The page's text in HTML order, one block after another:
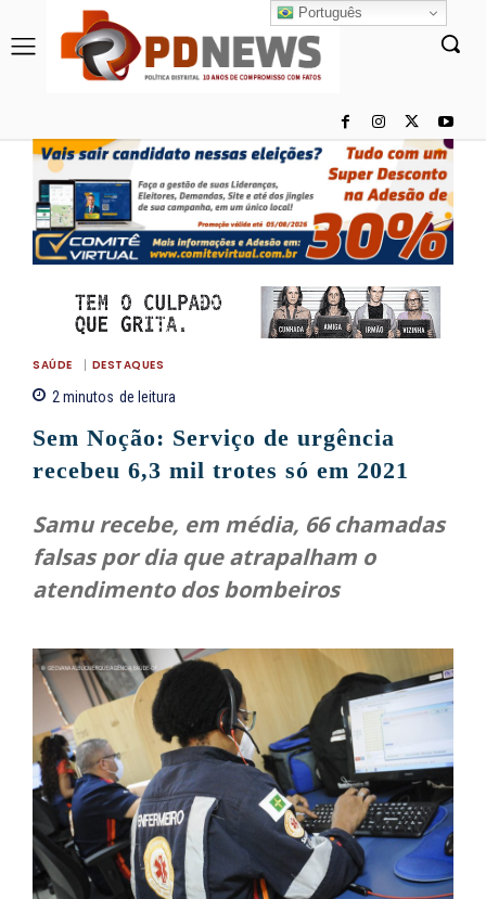
SAÚDE DESTAQUES
2minutos de leitura
Sem Noção: Serviço de urgência
recebeu 6,3 mil trotes só em 2021
Samu recebe, em média, 66 chamadas
falsas por dia que atrapalham o
atendimento dos bombeiros
Português